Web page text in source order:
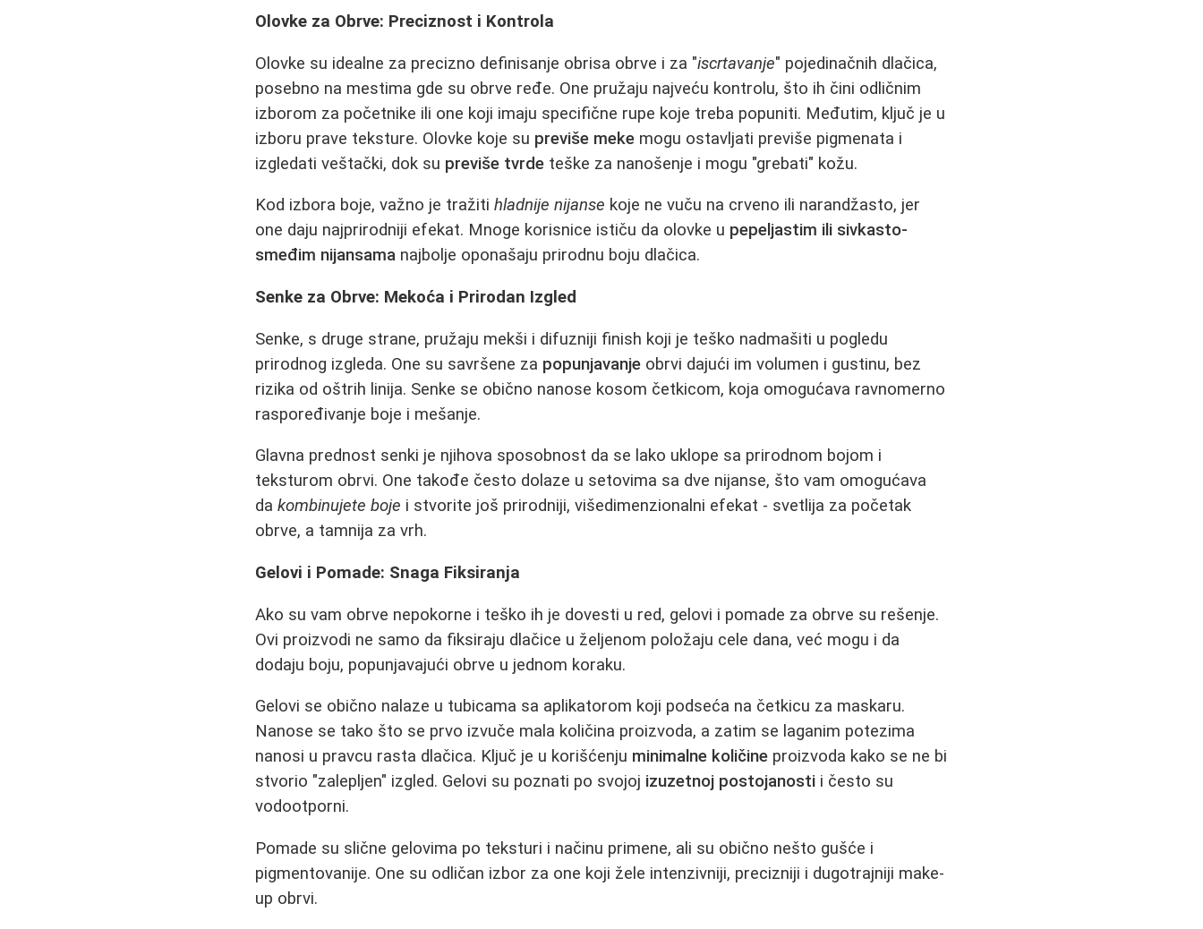
Olovke za Obrve: Preciznost i Kontrola
Olovke su idealne za precizno definisanje obrisa obrve i za "iscrtavanje" pojedinačnih dlačica,
posebno na mestima gde su obrve ređe. One pružaju najveću kontrolu, što ih čini odličnim
izborom za početnike ili one koji imaju specifične rupe koje treba popuniti. Međutim, ključ je u
izboru prave teksture. Olovke koje su previše meke mogu ostavljati previše pigmenata i
izgledati veštački, dok su previše tvrde teške za nanošenje i mogu "grebati" kožu.
Kod izbora boje, važno je tražitihladnije nijanse koje ne vuču na crveno ili narandžasto, jer
one daju najprirodniji efekat. Mnoge korisnice ističu da olovke u pepeljastim ili sivkasto-
smeđim nijansama najbolje oponašaju prirodnu boju dlačica.
Senke za Obrve: Mekoća i Prirodan Izgled
Senke, s druge strane, pružaju mekši i difuzniji finish koji je teško nadmašiti u pogledu
prirodnog izgleda. One su savršene za popunjavanje obrvi dajući im volumen i gustinu, bez
rizika od oštrih linija. Senke se obično nanose kosom četkicom, koja omogućava ravnomerno
raspoređivanje boje i mešanje.
Glavna prednost senki je njihova sposobnost da se lako uklope sa prirodnom bojom i
teksturom obrvi. One takođe često dolaze u setovima sa dve nijanse, što vam omogućava
dakombinujete boje i stvorite još prirodniji, višedimenzionalni efekat - svetlija za početak
obrve, a tamnija za vrh.
Gelovi i Pomade: Snaga Fiksiranja
Ako su vam obrve nepokorne i teško ih je dovesti u red, gelovi i pomade za obrve su rešenje.
Ovi proizvodi ne samo da fiksiraju dlačice u željenom položaju cele dana, već mogu i da
dodaju boju, popunjavajući obrve u jednom koraku.
Gelovi se obično nalaze u tubicama sa aplikatorom koji podseća na četkicu za maskaru.
Nanose se tako što se prvo izvuče mala količina proizvoda, a zatim se laganim potezima
nanosi u pravcu rasta dlačica. Ključ je u korišćenju minimalne količine proizvoda kako se ne bi
stvorio "zalepljen" izgled. Gelovi su poznati po svojoj izuzetnoj postojanosti i često su
vodootporni.
Pomade su slične gelovima po teksturi i načinu primene, ali su obično nešto gušće i
pigmentovanije. One su odličan izbor za one koji žele intenzivniji, precizniji i dugotrajniji make-
up obrvi.